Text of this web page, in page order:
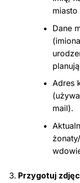
Dane
Adres
mail).
Przygotuj